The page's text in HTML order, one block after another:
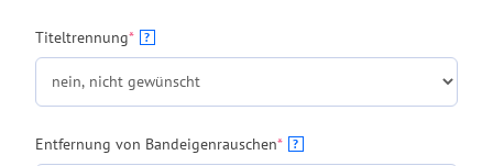
Titeltrennung*(required)
?
Entfernung von Bandeigenrauschen*(required)
?